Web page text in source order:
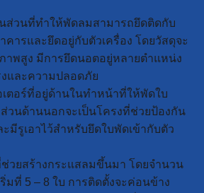
นส่วนที่ทำให้พัดลมสามารถยึดติดกับ
คารและยึดอยู่กับตัวเครื่อง โดยวัสดุจะ
าพสูง มีการยึดนอตอยู่หลายตำแหน่ง
และความปลอดภัย
ตอร์ที่อยู่ด้านในทำหน้าที่ให้พัดใบ
วนด้านนอกจะเป็นโครงที่ช่วยป้องกัน
มีรูเอาไว้สำหรับยึดใบพัดเข้ากับตัว
วยสร้างกระแสลมขึ้นมา โดยจำนวน
มที่ 5 – 8 ใบ การติดตั้งจะค่อนข้าง